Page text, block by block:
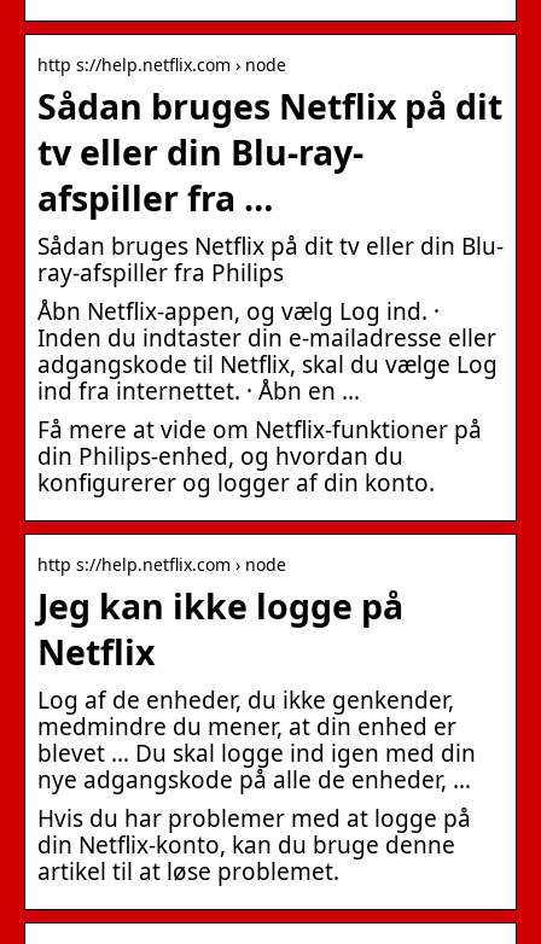
http s://help.netflix.com › node
Sådan bruges Netflix på dit
tv eller din Blu-ray-
afspiller fra …
Sådan bruges Netflix på dit tv eller din Blu-
ray-afspiller fra Philips
Åbn Netflix-appen, og vælg Log ind. ·
Inden du indtaster din e-mailadresse eller
adgangskode til Netflix, skal du vælge Log
ind fra internettet. · Åbn en …
Få mere at vide om Netflix-funktioner på
din Philips-enhed, og hvordan du
konfigurerer og logger af din konto.
http s://help.netflix.com › node
Jeg kan ikke logge på
Netflix
Log af de enheder, du ikke genkender,
medmindre du mener, at din enhed er
blevet … Du skal logge ind igen med din
nye adgangskode på alle de enheder, …
Hvis du har problemer med at logge på
din Netflix-konto, kan du bruge denne
artikel til at løse problemet.